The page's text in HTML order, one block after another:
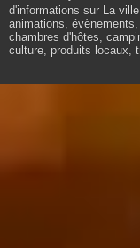
d'informations sur La
animations,
chambres d'hôtes,
culture, produits locaux,